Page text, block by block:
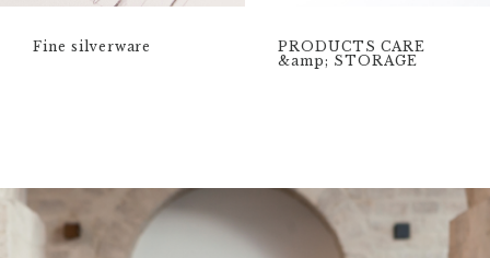
Fine silverware
PRODUCTS CARE
&amp; STORAGE